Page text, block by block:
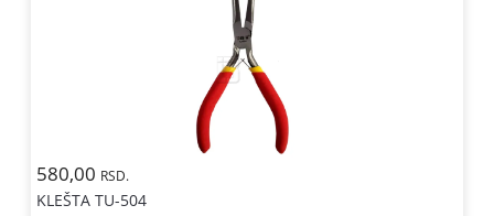
580,00 RSD.
KLEŠTA TU-504